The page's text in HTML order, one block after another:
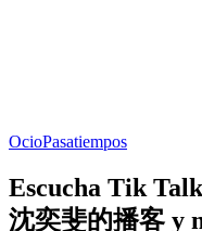
OcioPasatiempos
Escucha Tik
沈奕斐的播客 y